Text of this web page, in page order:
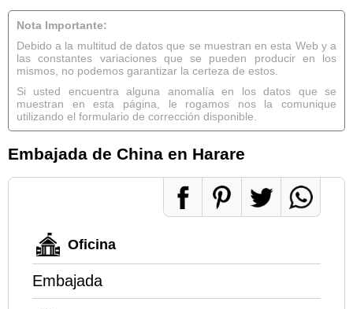
Nota Importante:
Debido a la multitud de datos que se muestran en esta Web y a
las constantes variaciones que se pueden producir en los
mismos, no podemos garantizar la certeza de estos.
Si usted encuentra alguna anomalía en los datos que se
muestran en esta página, le rogamos nos la comunique
utilizando el formulario de corrección disponible.
Embajada de China en Harare
Oficina
Embajada